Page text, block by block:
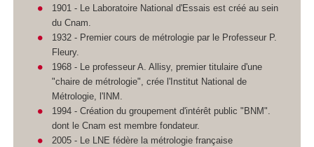
1901 - Le Laboratoire National d'Essais est créé au sein
du Cnam.
1932 - Premier cours de métrologie par le Professeur P.
Fleury.
1968 - Le professeur A. Allisy, premier titulaire d'une
"chaire de métrologie", crée l'Institut National de
Métrologie, l'INM.
1994 - Création du groupement d'intérêt public "BNM".
dont le Cnam est membre fondateur.
2005 - Le LNE fédère la métrologie française